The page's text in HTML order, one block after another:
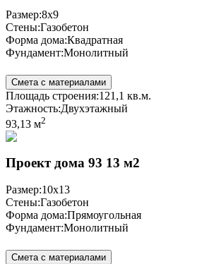
Размер:8x9
Стены:Газобетон
Форма дома:Квадратная
Фундамент:Монолитный
Смета с материалами
Площадь строения:121,1 кв.м.
Этажность:Двухэтажный
93,13 м2
Проект дома 93 13 м2
Размер:10x13
Стены:Газобетон
Форма дома:Прямоугольная
Фундамент:Монолитный
Смета с материалами